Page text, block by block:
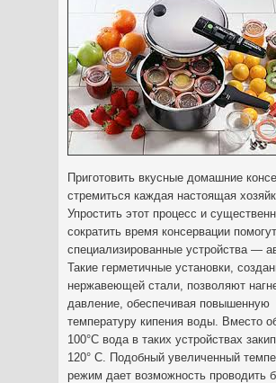
Приготовить вкусные домашние
стремиться каждая настоящая
Упростить этот процесс и
сократить время консервации помогут
специализированные устройства —
Такие герметичные установки,
нержавеющей стали, позволяют
давление, обеспечивая повышенную
температуру кипения воды. Вместо
100°С вода в таких устройствах
120° С. Подобный увеличенный
режим дает возможность проводить